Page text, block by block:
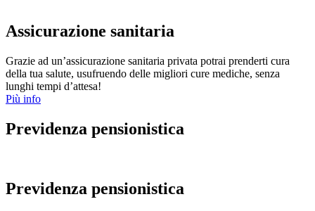
Assicurazione sanitaria
Grazie ad un’assicurazione sanitaria privata potrai prenderti cura
della tua salute, usufruendo delle migliori cure mediche, senza
lunghi tempi d’attesa!
Più info
Previdenza pensionistica
Previdenza pensionistica